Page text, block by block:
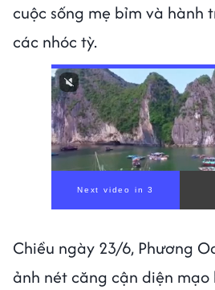
cuộc sống mẹ bỉm và hành
các nhóc tỳ.
00:00/ 00:56
Chiều ngày 23/6, Phương
ảnh nét căng cận diện